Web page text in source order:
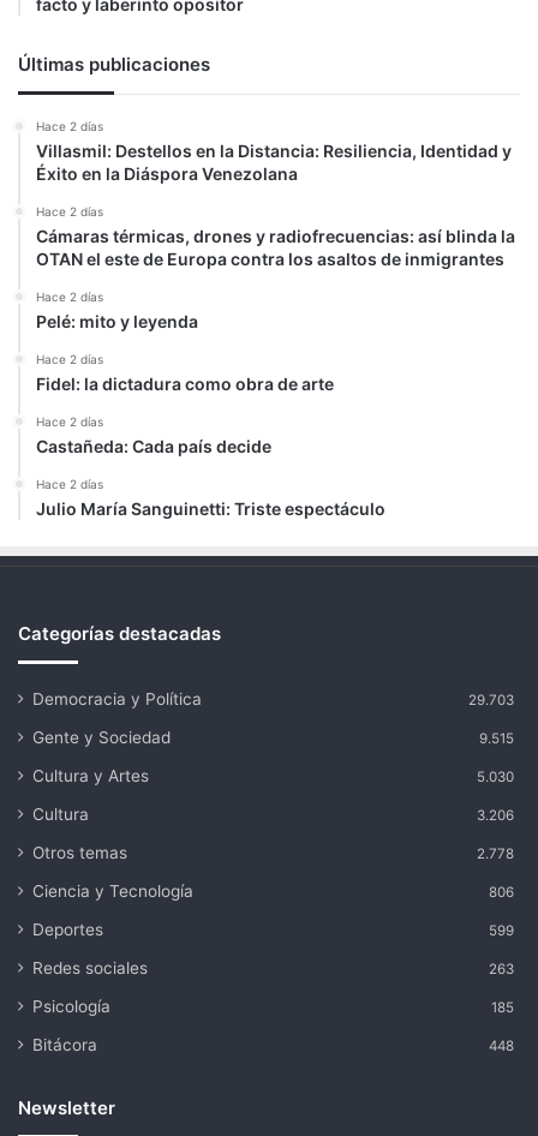
facto y laberinto opositor
Últimas publicaciones
Hace 2 días
Villasmil: Destellos en la Distancia: Resiliencia, Identidad y
Éxito en la Diáspora Venezolana
Hace 2 días
Cámaras térmicas, drones y radiofrecuencias: así blinda la
OTAN el este de Europa contra los asaltos de inmigrantes
Hace 2 días
Pelé: mito y leyenda
Hace 2 días
Fidel: la dictadura como obra de arte
Hace 2 días
Castañeda: Cada país decide
Hace 2 días
Julio María Sanguinetti: Triste espectáculo
Categorías destacadas
Democracia y Política 29.703
Gente y Sociedad 9.515
Cultura y Artes 5.030
Cultura 3.206
Otros temas 2.778
Ciencia y Tecnología 806
Deportes 599
Redes sociales 263
Psicología 185
Bitácora 448
Newsletter